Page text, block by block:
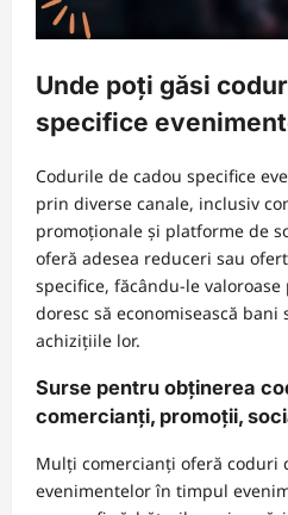
Unde poți găsi
specifice
Codurile de cadou specifice
prin diverse canale, inclusiv
promoționale și platforme de
oferă adesea reduceri sau
specifice, făcându-le
doresc să economisească bani
achizițiile lor.
Surse pentru obținerea
comercianți, promoții,
Mulți comercianți oferă coduri
evenimentelor în timpul